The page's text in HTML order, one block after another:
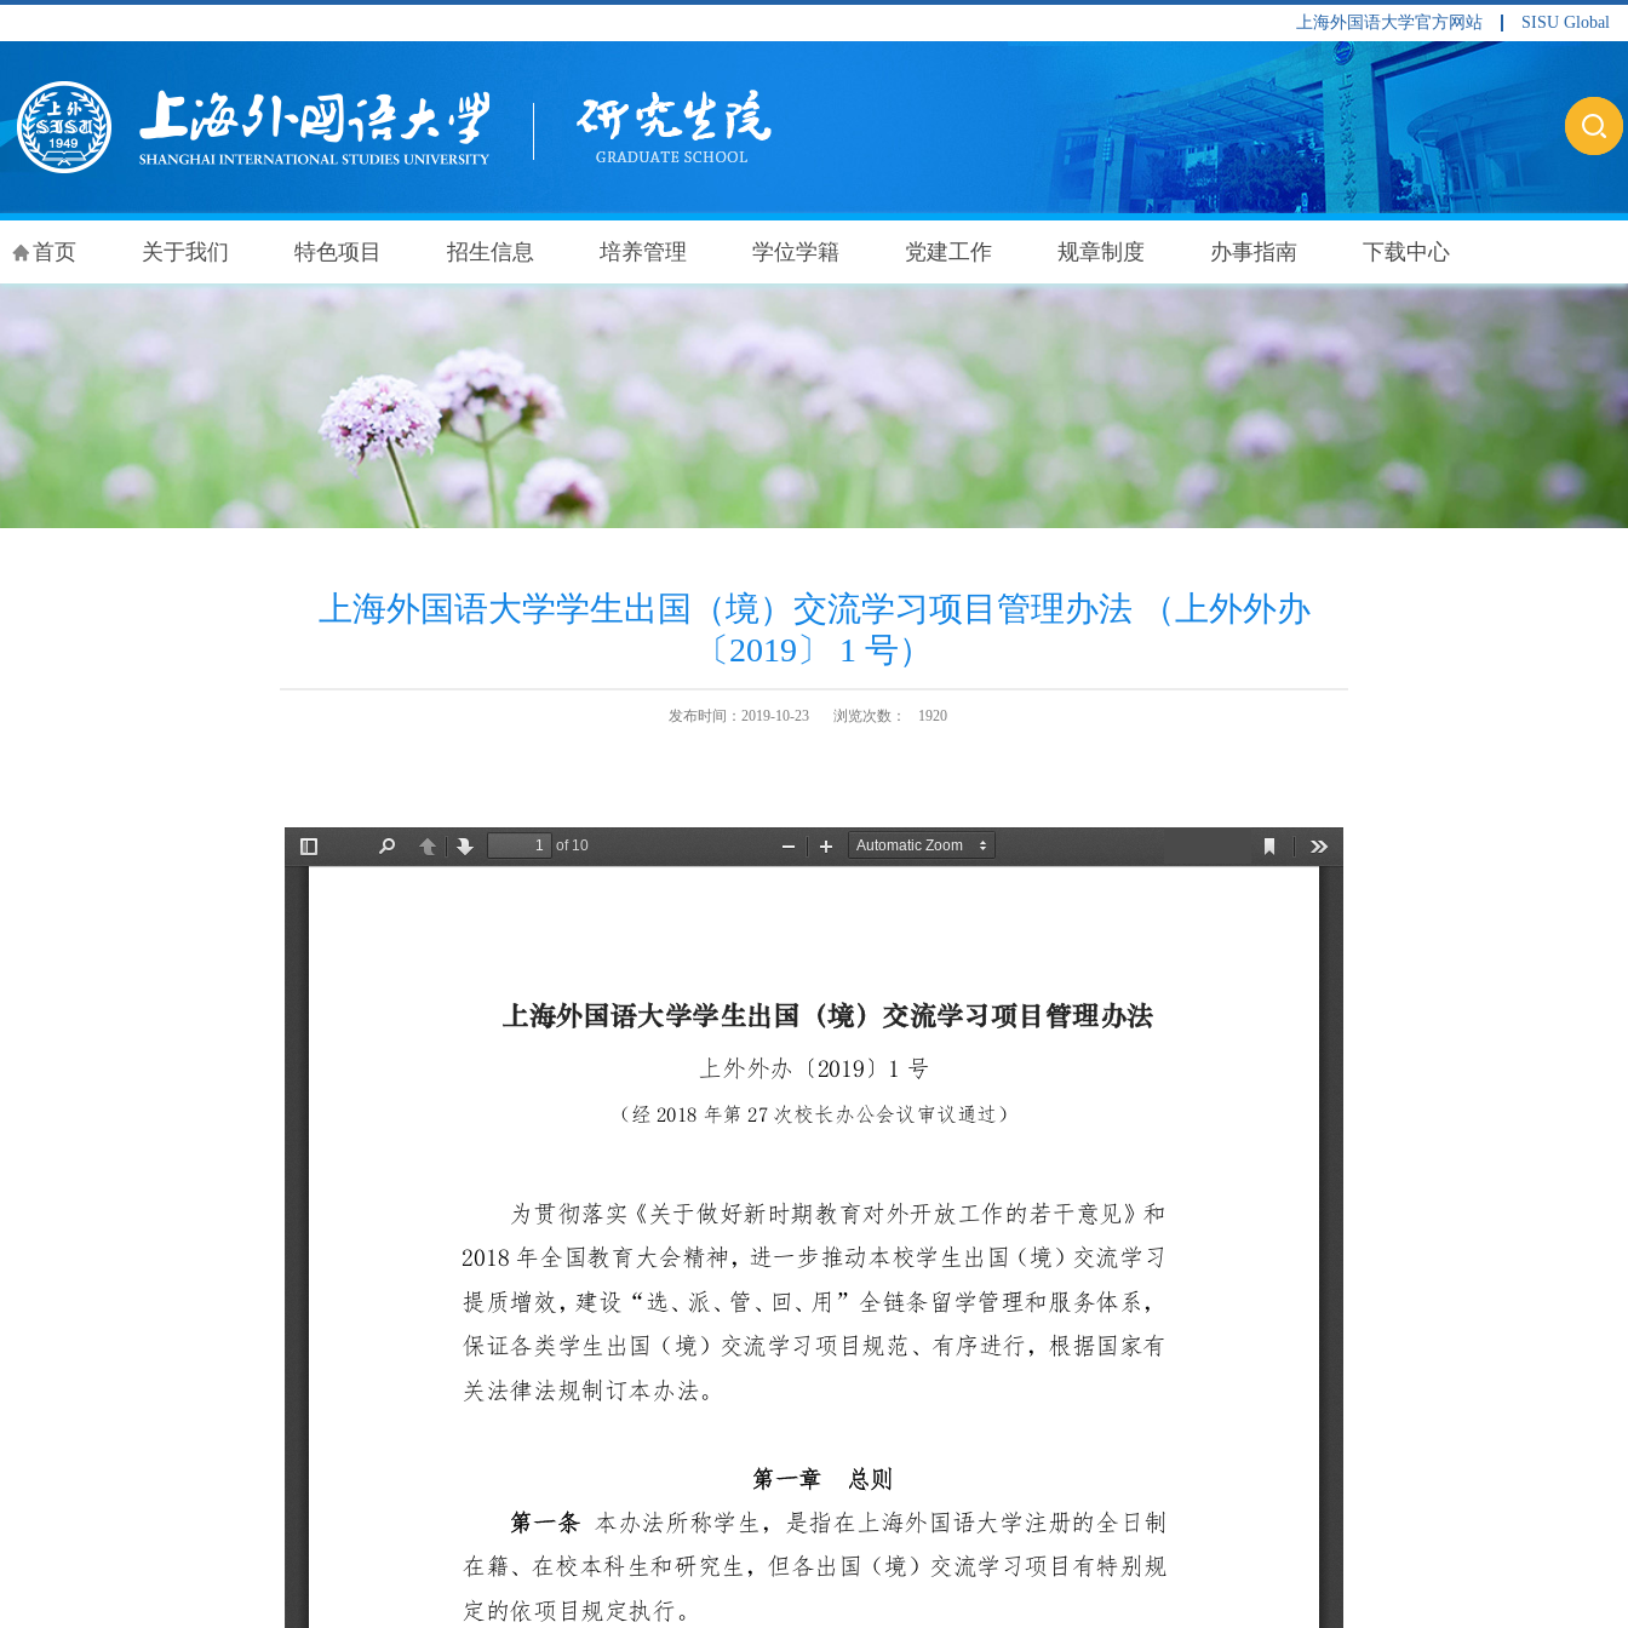
上海外国语大学官方网站 SISU Global
首页 关于我们 特色项目 招生信息 培养管理 学位学籍 党建工作 规章制度 办事指南 下载中心
上海外国语大学学生出国（境）交流学习项目管理办法 （上外外办
〔2019〕 1 号）
发布时间：2019-10-23 浏览次数： 1920